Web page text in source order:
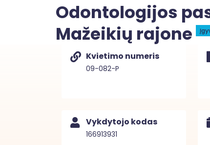
Odontologijos
Mažeikių rajone
Kvietimo numeris
09-082-P
Vykdytojo kodas
166913931